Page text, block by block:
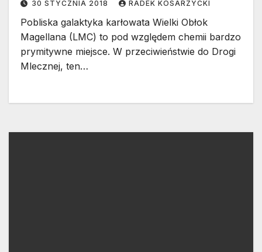
30 STYCZNIA 2018 RADEK KOSARZYCKI
Pobliska galaktyka karłowata Wielki Obłok
Magellana (LMC) to pod względem chemii bardzo
prymitywne miejsce. W przeciwieństwie do Drogi
Mlecznej, ten…